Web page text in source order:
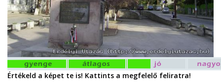
Értékeld a képet te is! Kattints a megfelelő feliratra!